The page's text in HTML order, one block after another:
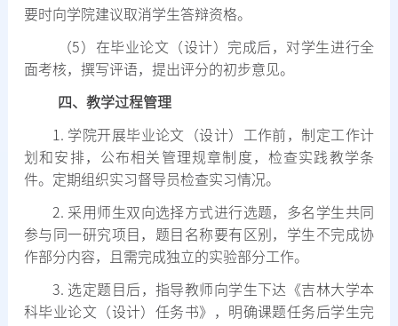
要时向学院建议取消学生答辩资格。
（5）在毕业论文（设计）完成后，对学生进行全
面考核，撰写评语，提出评分的初步意见。
四、教学过程管理
1. 学院开展毕业论文（设计）工作前，制定工作计
划和安排，公布相关管理规章制度，检查实践教学条
件。定期组织实习督导员检查实习情况。
2. 采用师生双向选择方式进行选题，多名学生共同
参与同一研究项目，题目名称要有区别，学生不完成协
作部分内容，且需完成独立的实验部分工作。
3. 选定题目后，指导教师向学生下达《吉林大学本
科毕业论文（设计）任务书》，明确课题任务后学生完